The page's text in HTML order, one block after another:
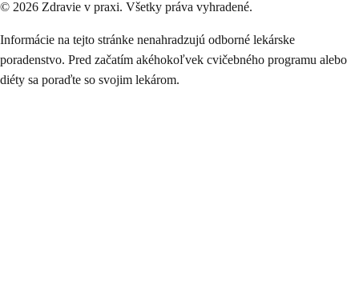
© 2026 Zdravie v praxi. Všetky práva vyhradené.
Informácie na tejto stránke nenahradzujú odborné lekárske
poradenstvo. Pred začatím akéhokoľvek cvičebného programu alebo
diéty sa poraďte so svojim lekárom.